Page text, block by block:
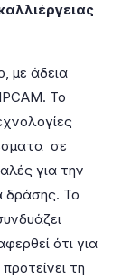
με άδεια
To
σε
για την
δράσης. Το
ότι για
τη